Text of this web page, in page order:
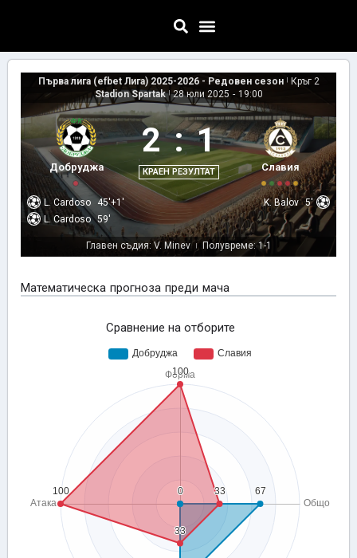
Първа лига (efbet Лига) 2025-2026 - Редовен сезон |
Кръг 2
Stadion Spartak | 28 юли 2025 - 19:00
Добруджа
2 : 1
КРАЕН РЕЗУЛТАТ Славия
L. Cardoso
45'+1'
L. Cardoso 59'
K. Balov 5'
Главен съдия: V. Minev | Полувреме: 1-1
Математическа прогноза преди мача
Сравнение на отборите